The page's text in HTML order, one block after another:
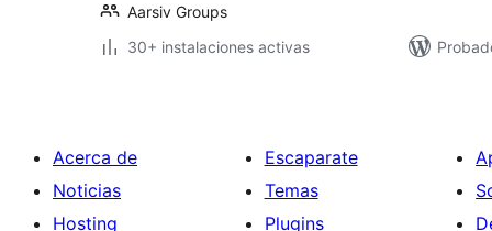
Aarsiv Groups
30+ instalaciones activas
Acerca de
Noticias
Hosting
Escaparate
Temas
Plugins